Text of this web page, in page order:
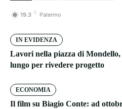
19.3 C Palermo
IN EVIDENZA
Lavori nella piazza di Mondello,
lungo per rivedere progetto
ECONOMIA
Il film su Biagio Conte: ad